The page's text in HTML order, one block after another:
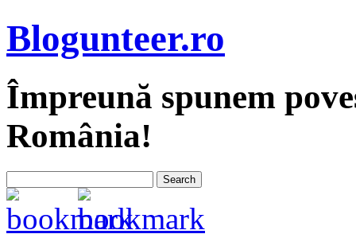
Blogunteer.ro
Împreună spunem
România!